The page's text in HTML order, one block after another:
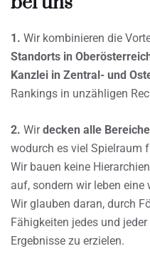
1. Wir kombinieren die
Standorts in
Kanzlei in Zentral- und
Rankings in unzähligen
2. Wirdecken alle
wodurch es viel Spielraum
Wir bauen keine
auf, sondern wir leben eine
Wir glauben daran, durch
Fähigkeiten jedes und
Ergebnisse zu erzielen.